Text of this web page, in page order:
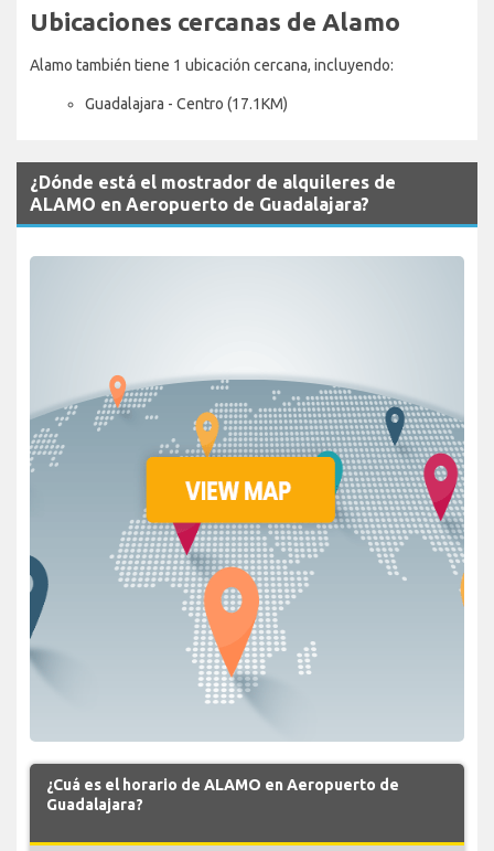
Ubicaciones cercanas de Alamo
Alamo también tiene 1 ubicación cercana, incluyendo:
Guadalajara - Centro (17.1KM)
¿Dónde está el mostrador de alquileres de
ALAMO en Aeropuerto de Guadalajara?
¿Cuá es el horario de ALAMO en Aeropuerto de
Guadalajara?